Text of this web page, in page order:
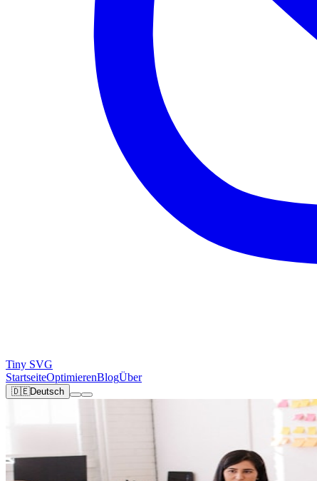
Tiny SVG
StartseiteOptimierenBlogÜber
🇩🇪Deutsch